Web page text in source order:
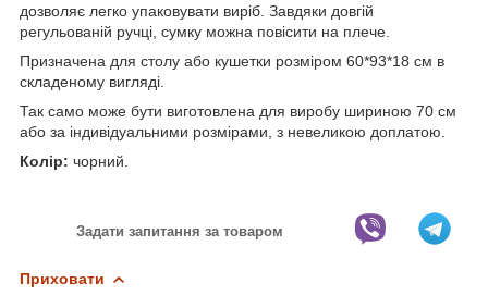
дозволяє легко упаковувати виріб. Завдяки довгій
регульованій ручці, сумку можна повісити на плече.
Призначена для столу або кушетки розміром 60*93*18 см в
складеному вигляді.
Так само може бути виготовлена для виробу шириною 70 см
або за індивідуальними розмірами, з невеликою доплатою.
Колір: чорний.
Задати запитання за товаром
Приховати